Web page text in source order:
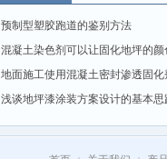
预制型塑胶跑道的鉴别方法
混凝土染色剂可以让固化地坪的颜
丰富多彩
地面施工使用混凝土密封渗透固化
浅谈地坪漆涂装方案设计的基本思